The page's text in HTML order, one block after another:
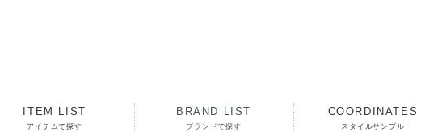
ITEM LIST
アイテムで探す
BRAND LIST
ブランドで探す
COORDINATES
スタイルサンプル